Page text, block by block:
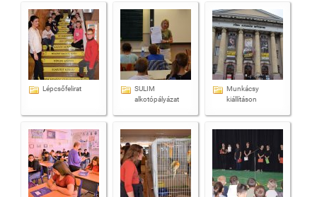
Lépcsőfelirat
SULIM
alkotópályázat
Munkácsy
kiállításon